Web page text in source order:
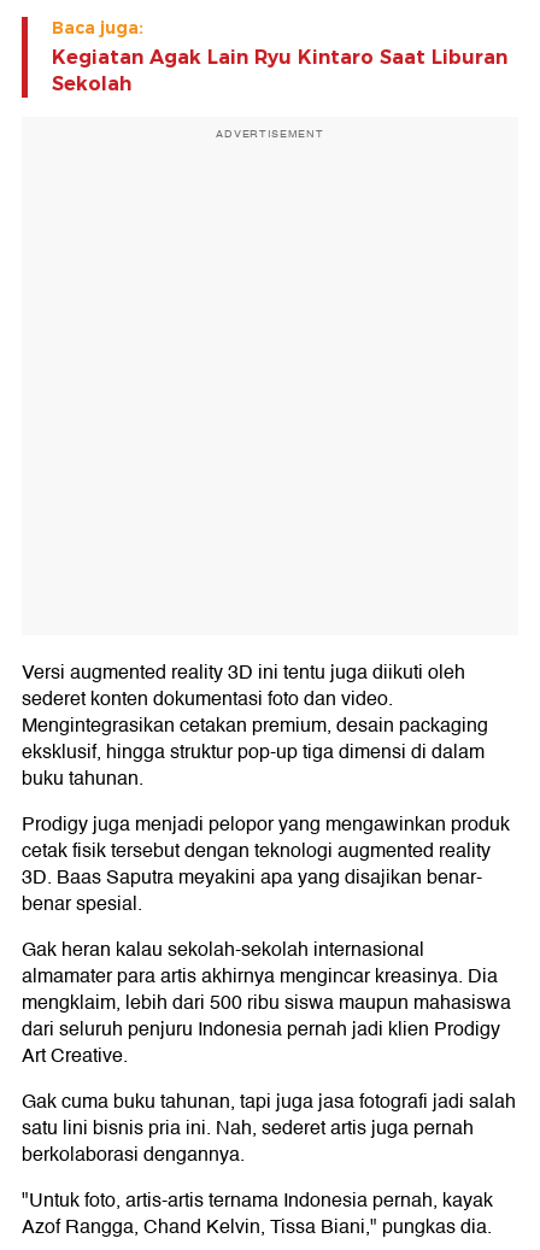
Baca juga:
Kegiatan Agak Lain Ryu Kintaro Saat Liburan
Sekolah
ADVERTISEMENT
Versi augmented reality 3D ini tentu juga diikuti oleh
sederet konten dokumentasi foto dan video.
Mengintegrasikan cetakan premium, desain packaging
eksklusif, hingga struktur pop-up tiga dimensi di dalam
buku tahunan.
Prodigy juga menjadi pelopor yang mengawinkan produk
cetak fisik tersebut dengan teknologi augmented reality
3D. Baas Saputra meyakini apa yang disajikan benar-
benar spesial.
Gak heran kalau sekolah-sekolah internasional
almamater para artis akhirnya mengincar kreasinya. Dia
mengklaim, lebih dari 500 ribu siswa maupun mahasiswa
dari seluruh penjuru Indonesia pernah jadi klien Prodigy
Art Creative.
Gak cuma buku tahunan, tapi juga jasa fotografi jadi salah
satu lini bisnis pria ini. Nah, sederet artis juga pernah
berkolaborasi dengannya.
"Untuk foto, artis-artis ternama Indonesia pernah, kayak
Azof Rangga, Chand Kelvin, Tissa Biani," pungkas dia.